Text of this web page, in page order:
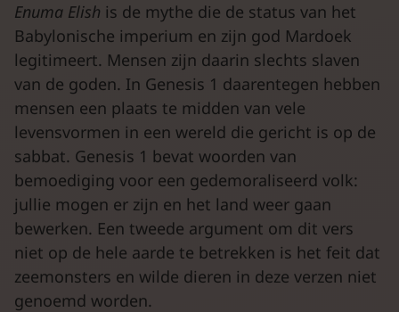
Enuma Elish is de mythe die de status van het
Babylonische imperium en zijn god Mardoek
legitimeert. Mensen zijn daarin slechts slaven
van de goden. In Genesis 1 daarentegen hebben
mensen een plaats te midden van vele
levensvormen in een wereld die gericht is op de
sabbat. Genesis 1 bevat woorden van
bemoediging voor een gedemoraliseerd volk:
jullie mogen er zijn en het land weer gaan
bewerken. Een tweede argument om dit vers
niet op de hele aarde te betrekken is het feit dat
zeemonsters en wilde dieren in deze verzen niet
genoemd worden.